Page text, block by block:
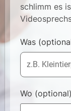
schlimm es
Was
Wo (optional)